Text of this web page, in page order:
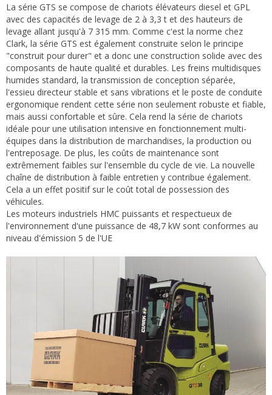
La série GTS se compose de chariots élévateurs diesel et GPL
avec des capacités de levage de 2 à 3,3 t et des hauteurs de
levage allant jusqu'à 7 315 mm. Comme c'est la norme chez
Clark, la série GTS est également construite selon le principe
"construit pour durer" et a donc une construction solide avec des
composants de haute qualité et durables. Les freins multidisques
humides standard, la transmission de conception séparée,
l'essieu directeur stable et sans vibrations et le poste de conduite
ergonomique rendent cette série non seulement robuste et fiable,
mais aussi confortable et sûre. Cela rend la série de chariots
idéale pour une utilisation intensive en fonctionnement multi-
équipes dans la distribution de marchandises, la production ou
l'entreposage. De plus, les coûts de maintenance sont
extrêmement faibles sur l'ensemble du cycle de vie. La nouvelle
chaîne de distribution à faible entretien y contribue également.
Cela a un effet positif sur le coût total de possession des
véhicules.
Les moteurs industriels HMC puissants et respectueux de
l'environnement d'une puissance de 48,7 kW sont conformes au
niveau d'émission 5 de l'UE